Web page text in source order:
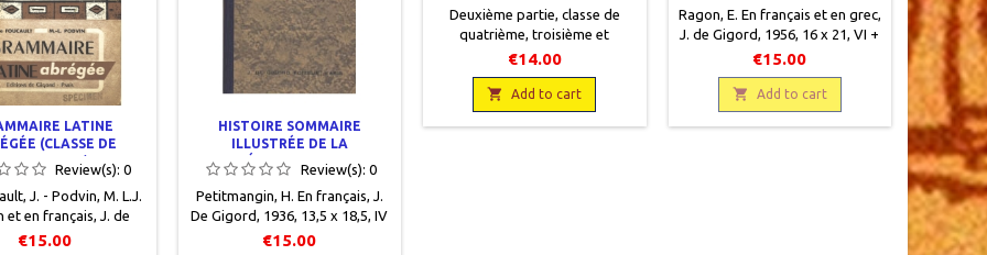
LATINE
(CLASSE DE
GRAMMAIRE)
Review(s):0
J. - Podvin, M. L.J.
et en français, J. de
16 x 21, VI + 249
€15.00
HISTOIRE SOMMAIRE
ILLUSTRÉE DE LA
LITTÉRATURE LATINE
Review(s): 0
Petitmangin, H. En français, J.
De Gigord, 1936, 13,5 x 18,5, IV
+ 199 pages, relié, occasion.
€15.00
Deuxième partie, classe de
quatrième, troisième et
secondeKieffer, F.J. de Gigord
€14.00
 Add to cart
Ragon, E. En français et en grec ,
J. de Gigord , 1956 , 16 x 21 , VI +
282 pages , relié , occasion .Bon
Plats cartonnés verts imprimés.
Bords légèrement frottés.
Tampon spécimen sur le recto
€15.00
 Add to cart